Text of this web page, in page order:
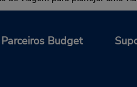
Parceiros Budget